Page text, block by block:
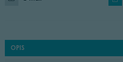
OPIS